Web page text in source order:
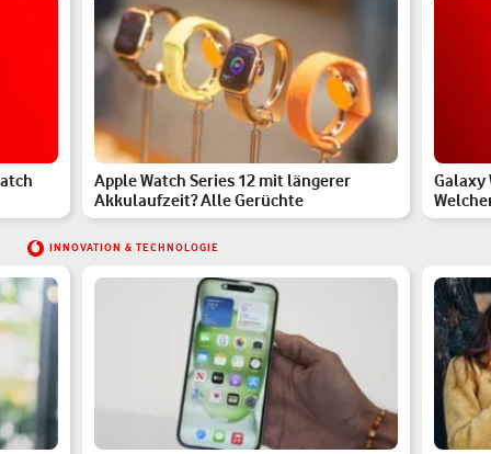
Apple Watch Series 12 mit längerer
Akkulaufzeit? Alle Gerüchte
Galaxy
INNOVATION & TECHNOLOGIE